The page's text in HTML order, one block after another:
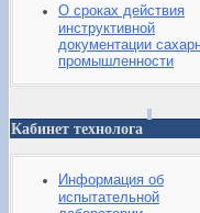
О сроках действия
инструктивной
документации
промышленности
Кабинет технолога
Информация об
испытательной